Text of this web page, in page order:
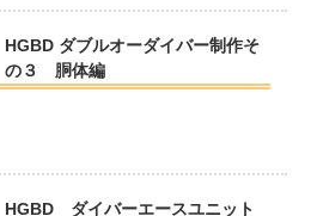
HGBD ダブルオーダイバー制作そ
の３ 胴体編
HGBD ダイバーエースユニット